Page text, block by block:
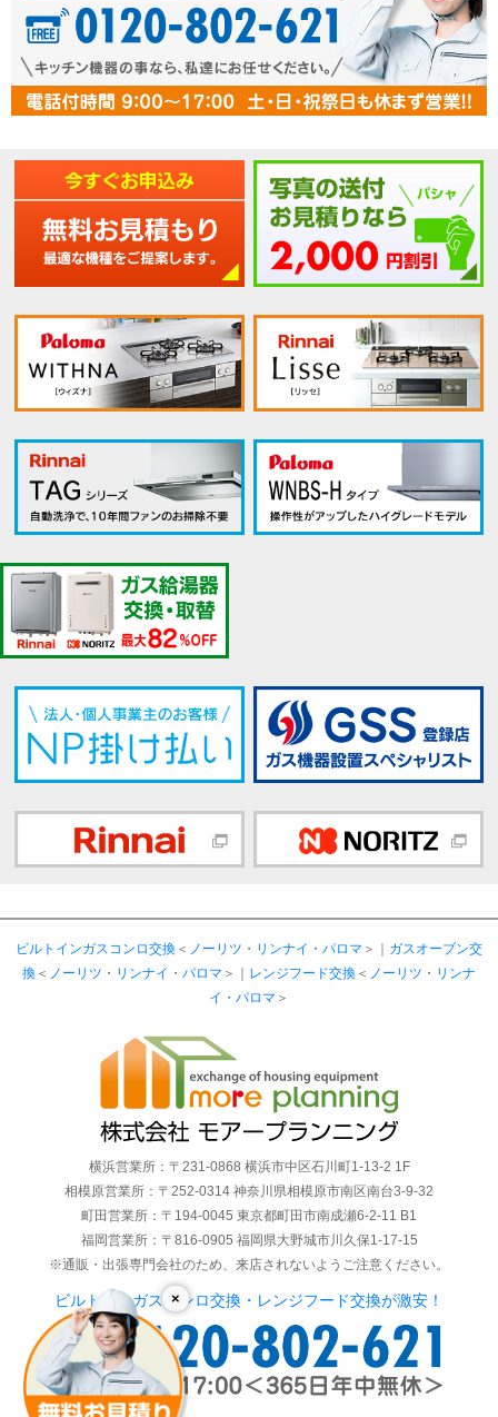
×
ビルトインガスコンロ交換 ＜ ノーリツ ・ リンナイ ・ パロマ ＞｜ ガスオーブン交
換 ＜ ノーリツ ・ リンナイ ・ パロマ ＞｜ レンジフード交換 ＜ ノーリツ ・ リンナ
イ ・ パロマ ＞
横浜営業所：〒231-0868 横浜市中区石川町1-13-2 1F
相模原営業所：〒252-0314 神奈川県相模原市南区南台3-9-32
町田営業所：〒194-0045 東京都町田市南成瀬6-2-11 B1
福岡営業所：〒816-0905 福岡県大野城市川久保1-17-15
※通販・出張専門会社のため、来店されないようご注意ください。
ビルトインガスコンロ交換・レンジフード交換が激安！